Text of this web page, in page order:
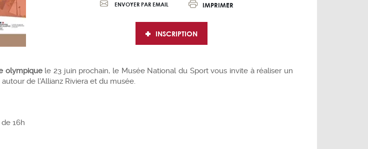
ENVOYER PAR EMAIL IMPRIMER
INSCRIPTION
olympiquele 23 juin prochain, le Musée National du Sport vous invite à réaliser un
de l'Allianz Riviera et du musée.
16h